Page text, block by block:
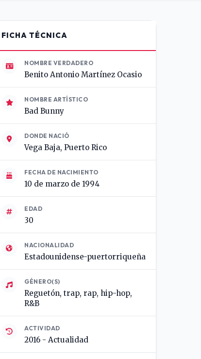
FICHA TÉCNICA
NOMBRE VERDADERO
Benito Antonio Martínez Ocasio
NOMBRE ARTÍSTICO
Bad Bunny
DONDE NACIÓ
Vega Baja, Puerto Rico
FECHA DE NACIMIENTO
10 de marzo de 1994
EDAD
30
NACIONALIDAD
Estadounidense-puertorriqueña
GÉNERO(S)
Reguetón, trap, rap, hip-hop,
R&B
ACTIVIDAD
2016 - Actualidad